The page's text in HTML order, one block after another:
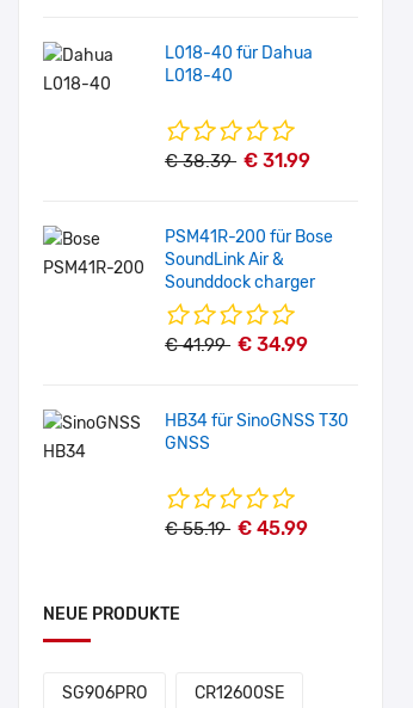
L018-40 für Dahua
L018-40
€ 38.39 € 31.99
PSM41R-200 für Bose
SoundLink Air &
Sounddock charger
€ 41.99 € 34.99
HB34 für SinoGNSS T30
GNSS
€ 55.19 € 45.99
NEUE PRODUKTE
SG906PRO CR12600SE